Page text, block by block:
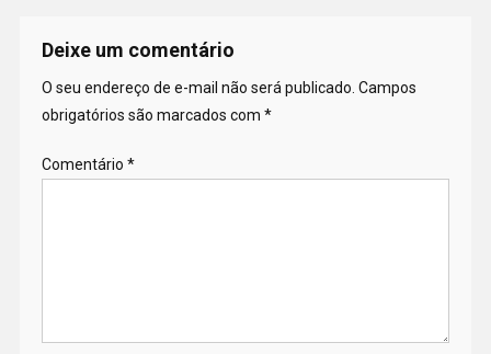
Deixe um comentário
O seu endereço de e-mail não será publicado. Campos
obrigatórios são marcados com *
Comentário *